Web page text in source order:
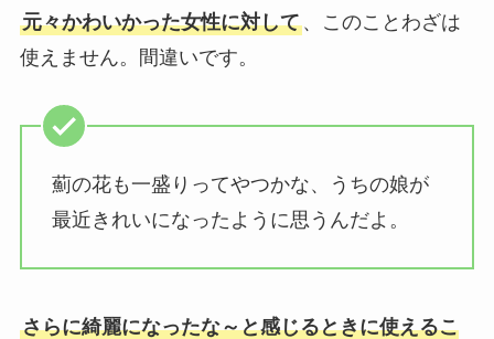
元々かわいかった女性に対して、このことわざは
使えません。間違いです。
薊の花も一盛りってやつかな、うちの娘が
最近きれいになったように思うんだよ。
さらに綺麗になったな～と感じるときに使えるこ